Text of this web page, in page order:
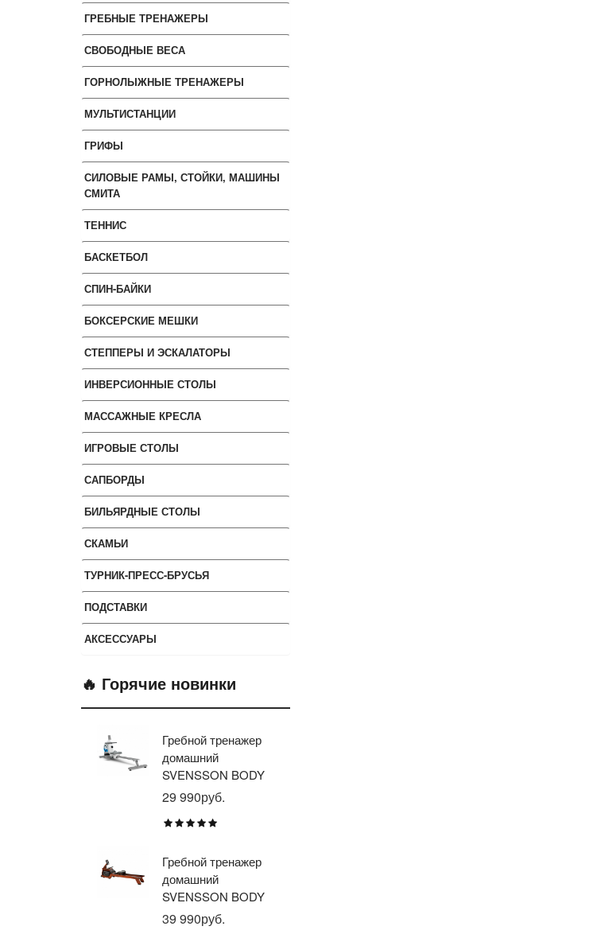
ГРЕБНЫЕ ТРЕНАЖЕРЫ
СВОБОДНЫЕ ВЕСА
ГОРНОЛЫЖНЫЕ ТРЕНАЖЕРЫ
МУЛЬТИСТАНЦИИ
ГРИФЫ
СИЛОВЫЕ РАМЫ, СТОЙКИ, МАШИНЫ
СМИТА
ТЕННИС
БАСКЕТБОЛ
СПИН-БАЙКИ
БОКСЕРСКИЕ МЕШКИ
СТЕППЕРЫ И ЭСКАЛАТОРЫ
ИНВЕРСИОННЫЕ СТОЛЫ
МАССАЖНЫЕ КРЕСЛА
ИГРОВЫЕ СТОЛЫ
САПБОРДЫ
БИЛЬЯРДНЫЕ СТОЛЫ
СКАМЬИ
ТУРНИК-ПРЕСС-БРУСЬЯ
ПОДСТАВКИ
АКСЕССУАРЫ
🔥 Горячие новинки
Гребной тренажер
домашний
SVENSSON BODY
LABS WHEELO
29 990руб.
Гребной тренажер
домашний
SVENSSON BODY
LABS WAVERUN
39 990руб.